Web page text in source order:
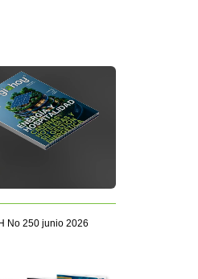
No 250 junio 2026